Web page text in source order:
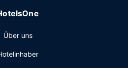
Durst kannst du an der
nach Wunsch zubereitetes
Über uns